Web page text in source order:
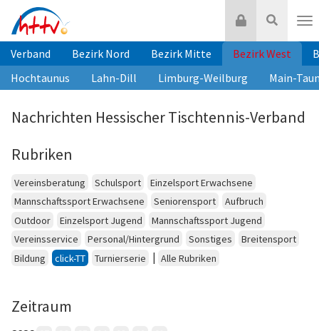
Inhalt
springen
Suche
Login
Verband Bezirk Nord Bezirk Mitte Bezirk West
Hochtaunus
Lahn-Dill Limburg-Weilburg Main-
Nachrichten Hessischer Tischtennis-Verband
Rubriken
Vereinsberatung Schulsport
Einzelsport Erwachsene
Mannschaftssport Erwachsene
Seniorensport
Aufbruch
Outdoor
Einzelsport Jugend
Mannschaftssport Jugend
Vereinsservice
Personal/Hintergrund Sonstiges
Breitensport
Bildung
click-TT Turnierserie | Alle Rubriken
Zeitraum